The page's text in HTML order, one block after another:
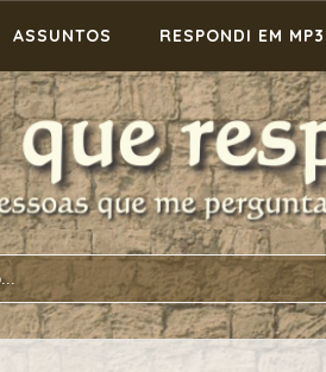
ASSUNTOS RESPONDI EM MP3